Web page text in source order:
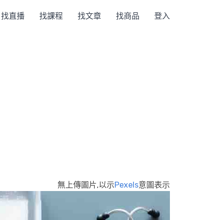
找直播 找課程 找文章 找商品 登入
無上傳圖片,以示Pexels意圖表示